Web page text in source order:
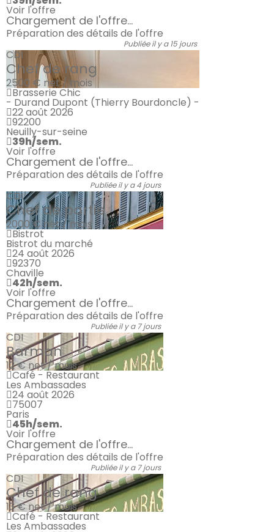
Voir l'offre
Chargement de l'offre...
Préparation des détails de l'offre
Publiée il y a 15 jours
CDI
Chef de rang
2500 € net / mois
Brasserie Chic
- Durand Dupont (Thierry Bourdoncle) -
22 août 2026
92200
Neuilly-sur-seine
39h/sem.
Voir l'offre
Chargement de l'offre...
Préparation des détails de l'offre
Publiée il y a 4 jours
CDI
Chef de partie
2000 €net / mois
Bistrot
Bistrot du marché
24 août 2026
92370
Chaville
42h/sem.
Voir l'offre
Chargement de l'offre...
Préparation des détails de l'offre
Publiée il y a 7 jours
CDI
Barman
12 €net / mois
Café - Restaurant
Les Ambassades
24 août 2026
75007
Paris
45h/sem.
Voir l'offre
Chargement de l'offre...
Préparation des détails de l'offre
Publiée il y a 7 jours
CDI
Chef de rang
13 €net / mois
Café - Restaurant
Les Ambassades